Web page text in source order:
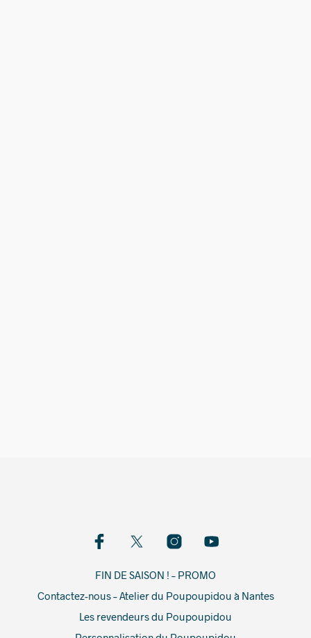
FIN DE SAISON ! – PROMO
Contactez-nous – Atelier du Poupoupidou à Nantes
Les revendeurs du Poupoupidou